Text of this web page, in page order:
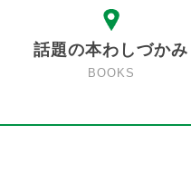
話題の本わしづかみ
BOOKS